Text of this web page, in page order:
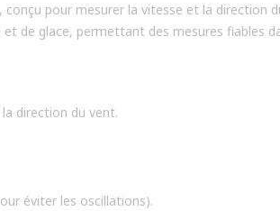
pour mesurer la vitesse et la direction
de glace, permettant des mesures fiables
direction du vent.
éviter les oscillations).